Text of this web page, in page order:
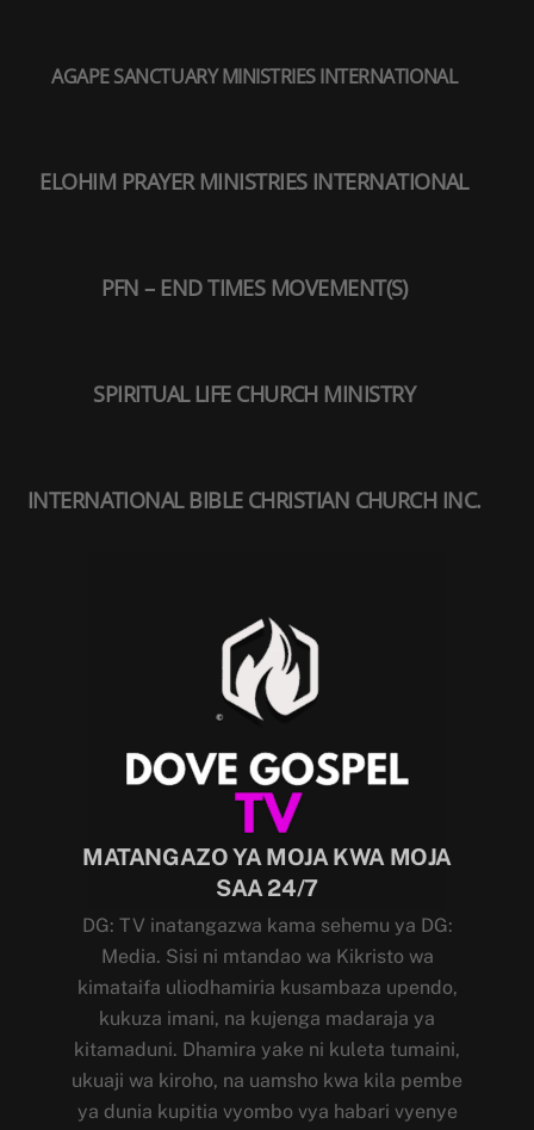
AGAPE SANCTUARY MINISTRIES INTERNATIONAL
ELOHIM PRAYER MINISTRIES INTERNATIONAL
PFN – END TIMES MOVEMENT(S)
SPIRITUAL LIFE CHURCH MINISTRY
INTERNATIONAL BIBLE CHRISTIAN CHURCH INC.
MATANGAZO YA MOJA KWA MOJA
SAA 24/7
DG: TV inatangazwa kama sehemu ya DG:
Media. Sisi ni mtandao wa Kikristo wa
kimataifa uliodhamiria kusambaza upendo,
kukuza imani, na kujenga madaraja ya
kitamaduni. Dhamira yake ni kuleta tumaini,
ukuaji wa kiroho, na uamsho kwa kila pembe
ya dunia kupitia vyombo vya habari vyenye